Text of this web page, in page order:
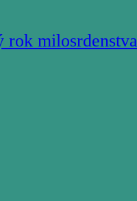
rok milosrdenstva